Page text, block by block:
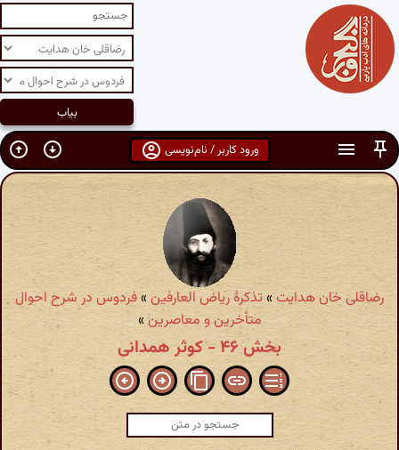
ورود کاربر / نام‌نویسی
رضاقلی خان هدایت»تذکرهٔ ریاض العارفین »فردوس در شرح احوال
متأخرین و معاصرین»
بخش ۴۶ - کوثر همدانی